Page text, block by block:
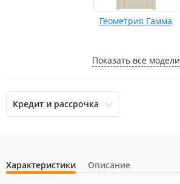
Геометрия Гамма
Показать все модели
Кредит и рассрочка
otpbank
Характеристики Описание